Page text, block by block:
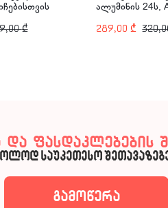
₾
ალუმინის 24ს,
289,00₾
ფასდაკლებების
საუკეთესო